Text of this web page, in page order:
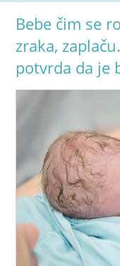
Bebe čim se
zraka,
potvrda da je